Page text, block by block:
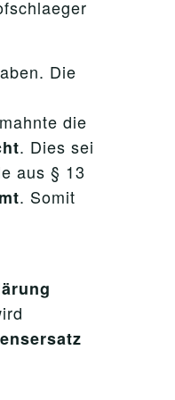
Die
die
. Dies sei
aus § 13
. Somit